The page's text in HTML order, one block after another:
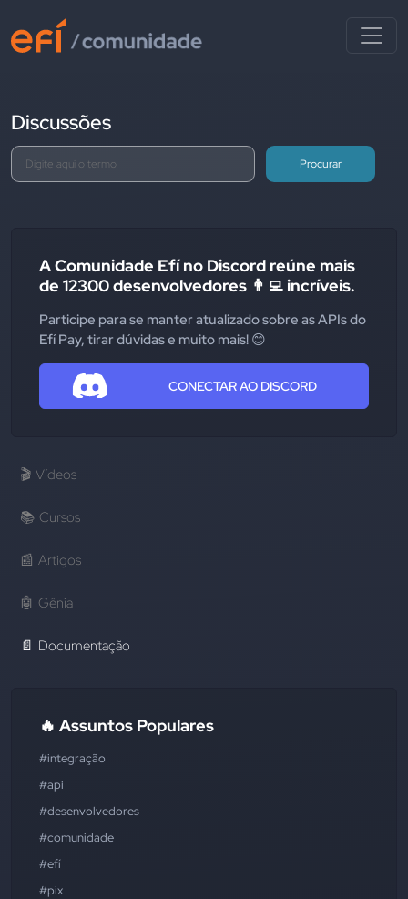
Discussões
Procurar
A Comunidade Efí no Discord reúne mais
de 12300 desenvolvedores 👨‍💻 incríveis.
Participe para se manter atualizado sobre as APIs do
Efí Pay, tirar dúvidas e muito mais! 😊
CONECTAR AO DISCORD
🎬 Vídeos
📚 Cursos
📰 Artigos
🤖 Gênia
📄 Documentação
🔥 Assuntos Populares
#integração
#api
#desenvolvedores
#comunidade
#efí
#pix